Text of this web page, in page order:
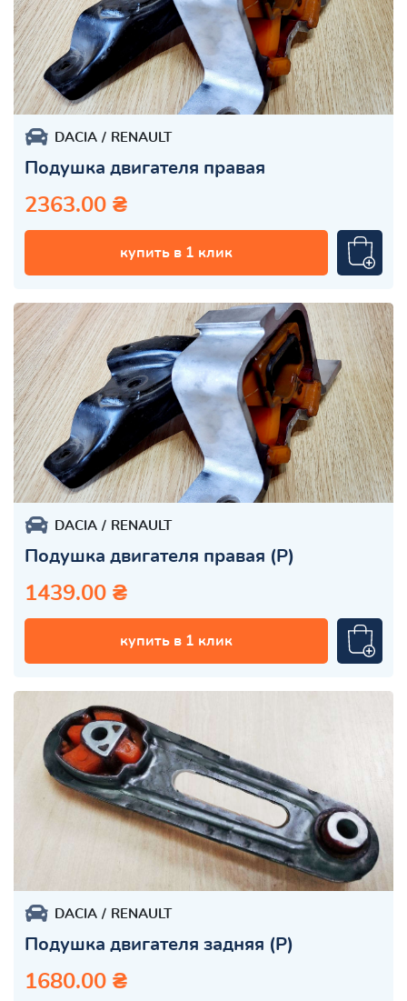
DACIA RENAULT
Подушка двигателя правая
2363.00 ₴
купить в 1 клик
DACIA RENAULT
Подушка двигателя правая (Р)
1439.00 ₴
купить в 1 клик
DACIA RENAULT
Подушка двигателя задняя (Р)
1680.00 ₴